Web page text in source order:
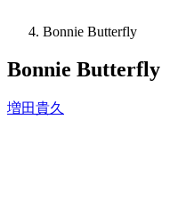
Bonnie Butterfly
Bonnie Butterfly
増田貴久